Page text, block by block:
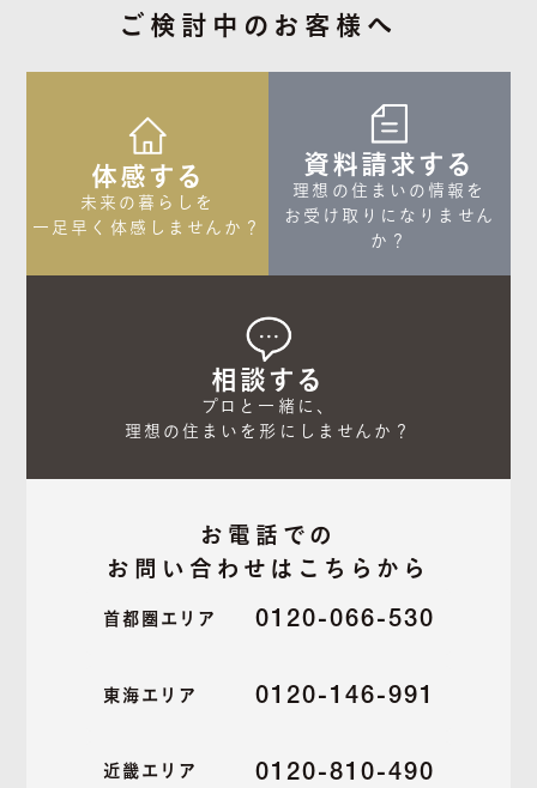
ご検討中のお客様へ
体感する
未来の暮らしを
一足早く体感しませんか？
資料請求する
理想の住まいの情報を
お受け取りになりません
か？
相談する
プロと一緒に、
理想の住まいを形にしませんか？
お電話での
お問い合わせはこちらから
首都圏エリア 0120-066-530
東海エリア 0120-146-991
近畿エリア 0120-810-490